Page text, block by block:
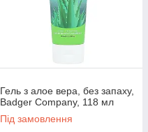
Гель з алое вера, без запаху,
Badger Company, 118 мл
Під замовлення